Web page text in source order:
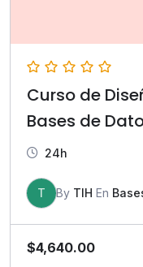
Curso de
Bases de
24h
T By TIH En
$4,640.00